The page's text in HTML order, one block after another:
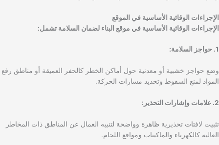
الإجراءات الوقائية الأساسية في الموقع
الإجراءات الوقائية الأساسية في موقع البناء لضمان السلامة تشمل:
1. حواجز السلامة:
وضع حواجز خشبية أو معدنية حول أماكن الخطر كالحفر العميقة أو مناطق رفع
المواد لمنع السقوط وتحديد مسارات الحركة.
2. علامات وإشارات التحذير:
تثبيت لافتات تحذيرية ظاهرة وواضحة لتنبيه العمال عن المناطق ذات المخاطر
العالية كالكهرباء والماكينات ومواقع اللحام.